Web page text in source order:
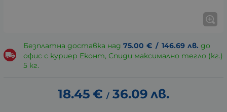
Безплатна доставка над 75.00 € / 146.69 лв. до
офис с куриер Еконт, Спиди максимално тегло (кг.)
5 кг.
18.45 € / 36.09 лв.